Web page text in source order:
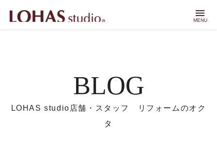
menu
MENU
BLOG
LOHAS studio店舗・スタッフ リフォームのオク
タ